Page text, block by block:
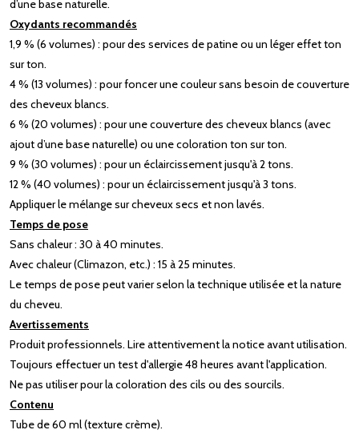
d’une base naturelle.
Oxydants recommandés
1,9 % (6 volumes) : pour des services de patine ou un léger effet ton
sur ton.
4 % (13 volumes) : pour foncer une couleur sans besoin de couverture
des cheveux blancs.
6 % (20 volumes) : pour une couverture des cheveux blancs (avec
ajout d’une base naturelle) ou une coloration ton sur ton.
9 % (30 volumes) : pour un éclaircissement jusqu'à 2 tons.
12 % (40 volumes) : pour un éclaircissement jusqu'à 3 tons.
Appliquer le mélange sur cheveux secs et non lavés.
Temps de pose
Sans chaleur : 30 à 40 minutes.
Avec chaleur (Climazon, etc.) : 15 à 25 minutes.
Le temps de pose peut varier selon la technique utilisée et la nature
du cheveu.
Avertissements
Produit professionnels. Lire attentivement la notice avant utilisation.
Toujours effectuer un test d'allergie 48 heures avant l'application.
Ne pas utiliser pour la coloration des cils ou des sourcils.
Contenu
Tube de 60 ml (texture crème).